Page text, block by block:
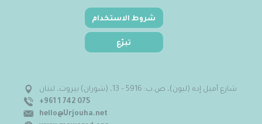
شروط الاستخدام
تبرّع
شارع أميل إده (ليون)، ص.ب: 5916 – 13، (شوران) بيروت، لبنان
+961 1 742 075
hello@Urjouha.net